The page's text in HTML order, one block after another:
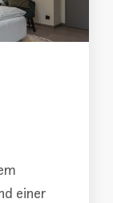
einer